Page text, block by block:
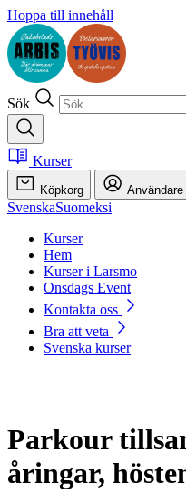
Hoppa till innehåll
Sök
Kurser
Köpkorg Användare
SvenskaSuomeksi
Kurser
Hem
Kurser i Larsmo
Onsdags Event
Kontakta oss
Bra att veta
Svenska kurser
Parkour
åringar,